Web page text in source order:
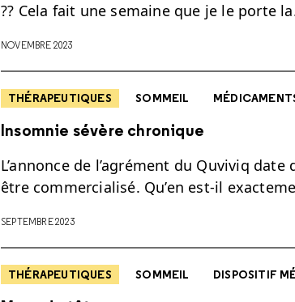
?? Cela fait une semaine que je le porte
NOVEMBRE 2023
THÉRAPEUTIQUES SOMMEIL
Insomnie sévère chronique
L’annonce de l’agrément du Quviviq
être commercialisé. Qu’en est-il
SEPTEMBRE 2023
THÉRAPEUTIQUES SOMMEIL DISPOSITIF